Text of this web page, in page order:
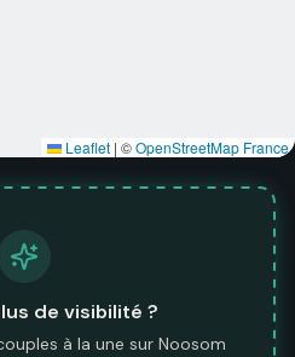
Leaflet | ©OpenStreetMap France
de visibilité ?
à la une sur Noosom